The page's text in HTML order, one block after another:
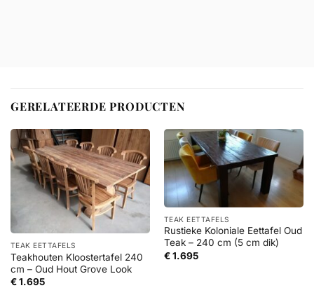
GERELATEERDE PRODUCTEN
TEAK EETTAFELS
Teakhouten Kloostertafel 240
cm – Oud Hout Grove Look
€1.695
TEAK EETTAFELS
Rustieke Koloniale Eettafel Oud
Teak – 240 cm (5 cm dik)
€1.695